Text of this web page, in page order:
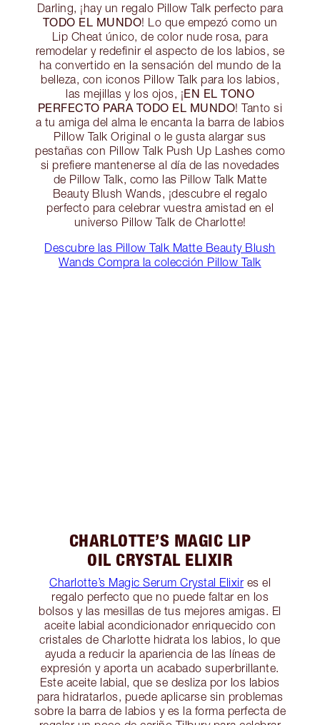
Darling, ¡hay un regalo Pillow Talk perfecto para
TODO EL MUNDO! Lo que empezó como un
Lip Cheat único, de color nude rosa, para
remodelar y redefinir el aspecto de los labios, se
ha convertido en la sensación del mundo de la
belleza, con iconos Pillow Talk para los labios,
las mejillas y los ojos, ¡EN EL TONO
PERFECTO PARA TODO EL MUNDO! Tanto si
a tu amiga del alma le encanta la barra de labios
Pillow Talk Original o le gusta alargar sus
pestañas con Pillow Talk Push Up Lashes como
si prefiere mantenerse al día de las novedades
de Pillow Talk, como las Pillow Talk Matte
Beauty Blush Wands, ¡descubre el regalo
perfecto para celebrar vuestra amistad en el
universo Pillow Talk de Charlotte!
Descubre las Pillow Talk Matte Beauty Blush
WandsCompra la colección Pillow Talk
CHARLOTTE’S MAGIC LIP
OIL CRYSTAL ELIXIR
Charlotte’s Magic Serum Crystal Elixir es el
regalo perfecto que no puede faltar en los
bolsos y las mesillas de tus mejores amigas. El
aceite labial acondicionador enriquecido con
cristales de Charlotte hidrata los labios, lo que
ayuda a reducir la apariencia de las líneas de
expresión y aporta un acabado superbrillante.
Este aceite labial, que se desliza por los labios
para hidratarlos, puede aplicarse sin problemas
sobre la barra de labios y es la forma perfecta de